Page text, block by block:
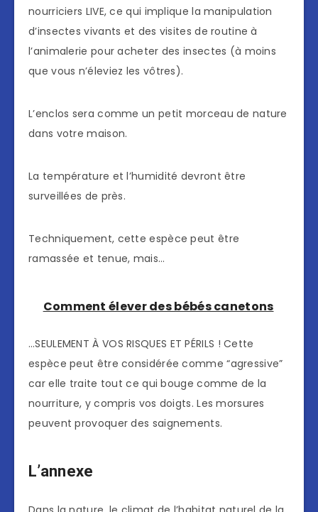
nourriciers LIVE, ce qui implique la manipulation
d’insectes vivants et des visites de routine à
l’animalerie pour acheter des insectes (à moins
que vous n’éleviez les vôtres).
L’enclos sera comme un petit morceau de nature
dans votre maison.
La température et l’humidité devront être
surveillées de près.
Techniquement, cette espèce peut être
ramassée et tenue, mais…
Comment élever des bébés canetons
…SEULEMENT À VOS RISQUES ET PÉRILS ! Cette
espèce peut être considérée comme “agressive”
car elle traite tout ce qui bouge comme de la
nourriture, y compris vos doigts. Les morsures
peuvent provoquer des saignements.
L’annexe